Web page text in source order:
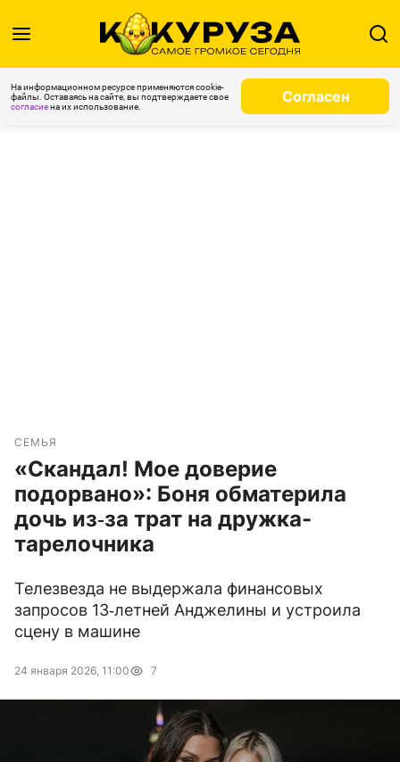
На информационном ресурсе применяются cookie-
файлы. Оставаясь на сайте, вы подтверждаете свое
согласиена их использование.
Согласен
СЕМЬЯ
«Скандал! Мое доверие
подорвано»: Боня обматерила
дочь из‑за трат на дружка-
тарелочника
Телезвезда не выдержала финансовых
запросов 13‑летней Анджелины и устроила
сцену в машине
24 января 2026, 11:00 7